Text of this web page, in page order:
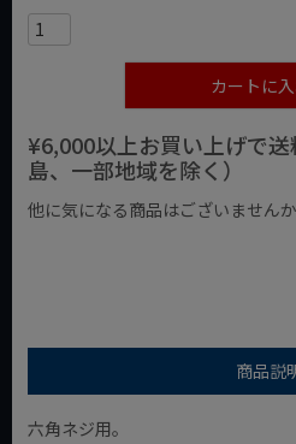
カートに
¥6,000以上お買い上げで
島、一部地域を除く）
他に気になる商品はございません
商品説
六角ネジ用。